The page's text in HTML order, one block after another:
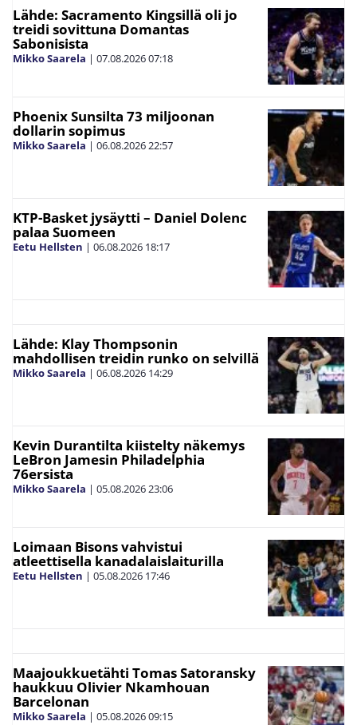
Lähde: Sacramento Kingsillä oli jo
treidi sovittuna Domantas
Sabonisista
Mikko Saarela | 07.08.202607:18
Phoenix Sunsilta 73 miljoonan
dollarin sopimus
Mikko Saarela | 06.08.202622:57
KTP-Basket jysäytti – Daniel Dolenc
palaa Suomeen
Eetu Hellsten | 06.08.2026 18:17
Lähde: Klay Thompsonin
mahdollisen treidin runko on selvillä
Mikko Saarela | 06.08.2026 14:29
Kevin Durantilta kiistelty näkemys
LeBron Jamesin Philadelphia
76ersista
Mikko Saarela | 05.08.202623:06
Loimaan Bisons vahvistui
atleettisella kanadalaislaiturilla
Eetu Hellsten | 05.08.2026 17:46
Maajoukkuetähti Tomas Satoransky
haukkuu Olivier Nkamhouan
Barcelonan
Mikko Saarela | 05.08.202609:15